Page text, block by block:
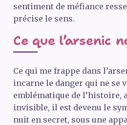
sentiment de méfiance
précise le sens.
Ce que l’arsenic
Ce qui me frappe dans
incarne le danger qui ne se
emblématique de l’histoire,
invisible, il est devenu le
nuit en secret, sous une